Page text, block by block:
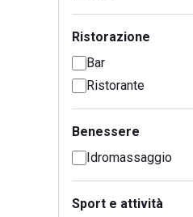
Ristorazione
Bar
Ristorante
Benessere
Idromassaggio
Sport e attività